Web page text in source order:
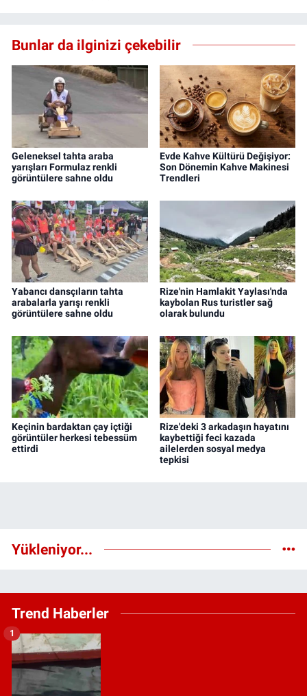
Bunlar da ilginizi çekebilir
Geleneksel tahta araba
yarışları Formulaz renkli
görüntülere sahne oldu
Evde Kahve Kültürü Değişiyor:
Son Dönemin Kahve Makinesi
Trendleri
Yabancı dansçıların tahta
arabalarla yarışı renkli
görüntülere sahne oldu
Rize'nin Hamlakit Yaylası'nda
kaybolan Rus turistler sağ
olarak bulundu
Keçinin bardaktan çay içtiği
görüntüler herkesi tebessüm
ettirdi
Rize'deki 3 arkadaşın hayatını
kaybettiği feci kazada
ailelerden sosyal medya
tepkisi
Yükleniyor...
Trend Haberler
1